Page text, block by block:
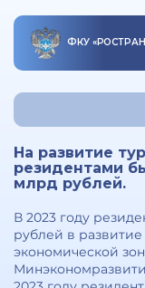
ФКУ «
На развитие
резидентами
млрд рублей.
В 2023 году
рублей в
экономической